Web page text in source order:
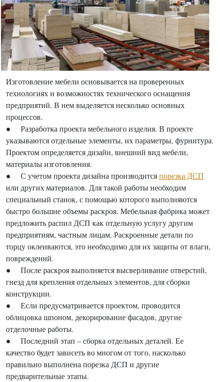
Изготовление мебели основывается на проверенных
технологиях и возможностях технического оснащения
предприятий. В нем выделяется несколько основных
процессов.
● Разработка проекта мебельного изделия. В проекте
указываются отдельные элементы, их параметры, фурнитура.
Проектом определяется дизайн, внешний вид мебели,
материалы изготовления.
● С учетом проекта дизайна производитсяпорезка ДСП
или других материалов. Для такой работы необходим
специальный станок, с помощью которого выполняются
быстро большие объемы раскроя. Мебельная фабрика может
предложить распил ДСП как отдельную услугу другим
предприятиям, частным лицам. Раскроенные детали по
торцу оклеиваются, это необходимо для их защиты от влаги,
повреждений.
● После раскроя выполняется высверливание отверстий,
гнезд для крепления отдельных элементов, для сборки
конструкции.
● Если предусматривается проектом, проводится
облицовка шпоном, декорирование фасадов, другие
отделочные работы.
● Последний этап – сборка отдельных деталей. Ее
качество будет зависеть во многом от того, насколько
правильно выполнена порезка ДСП и другие
предварительные этапы.